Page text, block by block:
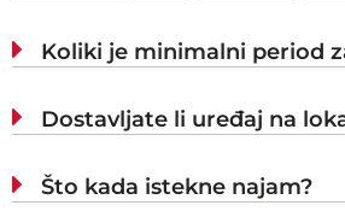
Koliki je minimalni period
Dostavljate li uređaj na
Što kada istekne najam?